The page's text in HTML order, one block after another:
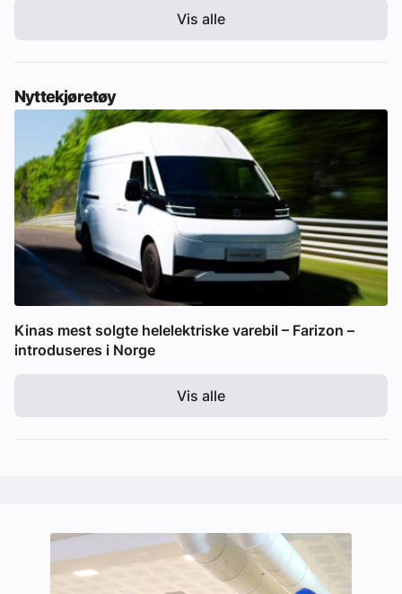
Vis alle
Nyttekjøretøy
Kinas mest solgte helelektriske varebil – Farizon –
introduseres i Norge
Vis alle